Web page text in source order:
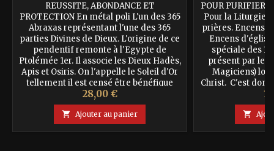
REUSSITE, ABONDANCE ET
PROTECTION En métal poli L'un des 365
Abraxas représentant l'une des 365
parties Divines de Dieux. L'origine de ce
pendentif remonte à l'Egypte de
Ptolémée 1er. Il associe les Dieux Hadès,
Apis et Osiris. On l'appelle le Soleil d'Or
tellement il est censé être bénéfique
pour son propriétaire. C'était l'une des
amulettes les plus...
Prix
28,00 €
 Ajouter au panier
POUR PURIFIER,
Pour la Liturgie
prières. Encens
Encens
spéciale des 3
présent par les
Magiciens)
Christ. C'est
liturgique, utilisé
et
